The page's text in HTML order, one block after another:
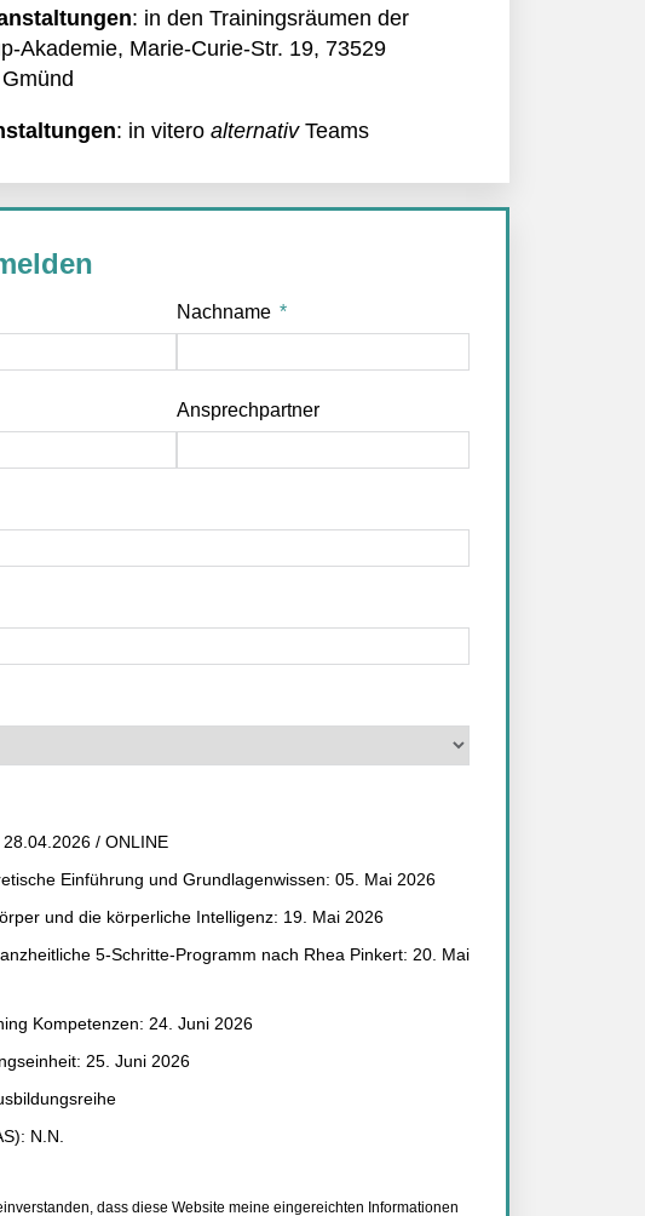
: in den Trainingsräumen der
Akademie, Marie-Curie-Str. 19, 73529
: in vitero alternativ Teams
Nachname
Ansprechpartner
/ ONLINE
Einführung und Grundlagenwissen: 05. Mai 2026
und die körperliche Intelligenz: 19. Mai 2026
5-Schritte-Programm nach Rhea Pinkert: 20. Mai
Kompetenzen: 24. Juni 2026
25. Juni 2026
N.N.
dass diese Website meine eingereichten Informationen